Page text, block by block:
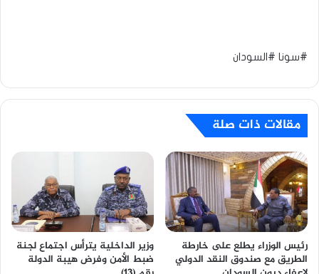
#سونا #السودان
مقالات ذات صلة
رئيس الوزراء يطلع على خارطة
الطريق مع صندوق النقد الدولي
وزير الداخلية يترأس اجتماع لجنة
ضبط الأمن وفرض هيبة الدولة